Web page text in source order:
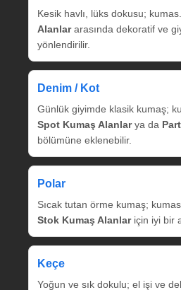
Kesik havlı, lüks dokusu;
Alanlararasında dekoratif ve
yönlendirilir.
Denim / Kot
Günlük giyimde klasik kumaş;
Spot Kumaş Alanlarya da
bölümüne eklenebilir.
Polar
Sıcak tutan örme kumaş;
Stok Kumaş Alanlariçin iyi bir
Keçe
Yoğun ve sık dokulu; el işi ve